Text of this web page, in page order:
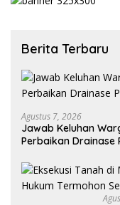
Berita Terbaru
Agustus 7, 2026
Jawab Keluhan
Perbaikan Drainase